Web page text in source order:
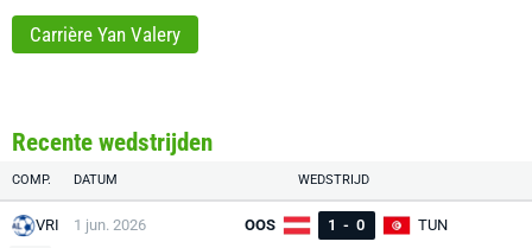
Carrière Yan Valery
Recente wedstrijden
COMP. DATUM WEDSTRIJD
VRI 1 jun. 2026 OOS 1 - 0
TUN